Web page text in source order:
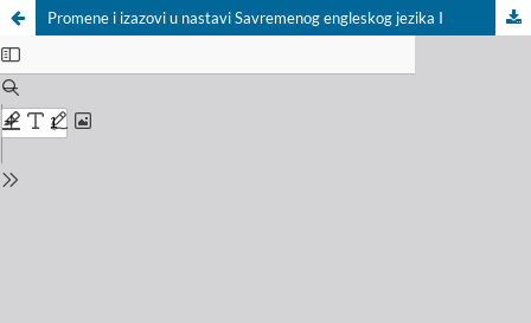
Promene i izazovi u nastavi Savremenog engleskog jezika I